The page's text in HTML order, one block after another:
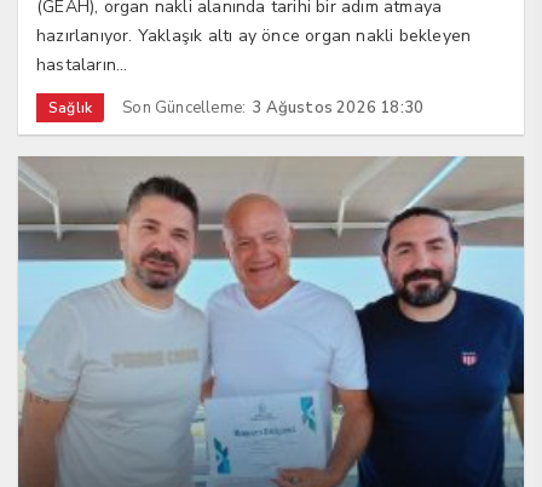
(GEAH), organ nakli alanında tarihi bir adım atmaya
hazırlanıyor. Yaklaşık altı ay önce organ nakli bekleyen
hastaların...
Sağlık Son Güncelleme: 3 Ağustos 2026 18:30